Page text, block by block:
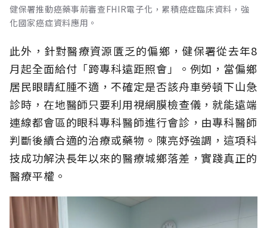
健保署推動癌藥事前審查FHIR電子化，累積癌症臨床資料，強
化國家癌症資料應用。
此外，針對醫療資源匱乏的偏鄉，健保署從去年8
月起全面給付「跨專科遠距照會」。例如，當偏鄉
居民眼睛紅腫不適，不確定是否該舟車勞頓下山急
診時，在地醫師只要利用視網膜檢查儀，就能遠端
連線都會區的眼科專科醫師進行會診，由專科醫師
判斷後續合適的治療或藥物。陳亮妤強調，這項科
技成功解決長年以來的醫療城鄉落差，實踐真正的
醫療平權。